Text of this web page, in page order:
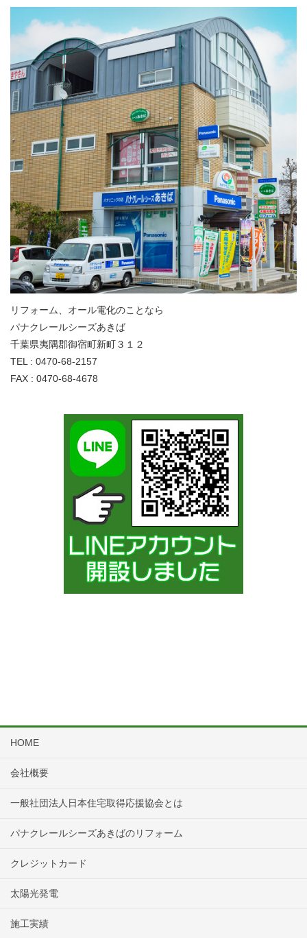
リフォーム、オール電化のことなら
パナクレールシーズあきば
千葉県夷隅郡御宿町新町３１２
TEL : 0470-68-2157
FAX : 0470-68-4678
HOME
会社概要
一般社団法人日本住宅取得応援協会とは
パナクレールシーズあきばのリフォーム
クレジットカード
太陽光発電
施工実績